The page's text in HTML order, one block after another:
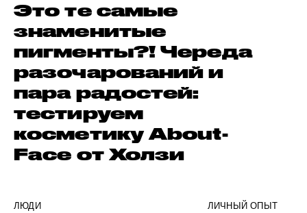
Это те самые
знаменитые
пигменты?! Череда
разочарований и
пара радостей:
тестируем
косметику About-
Face от Холзи
ЛЮДИ ЛИЧНЫЙ ОПЫТ